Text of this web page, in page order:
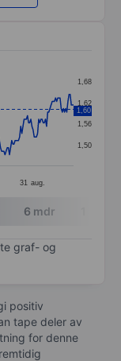
Data ranges
31 aug.
1,50
1,56
1,62
1,68
1,60
6 mdr
graf- og
positiv
tape deler av
for denne